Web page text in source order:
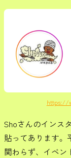
https://
Shoさんのインス
貼ってあります。
関わらず、イベ